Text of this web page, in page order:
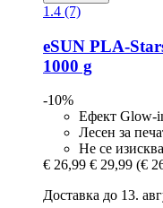
1.4 (7)
eSUN PLA-​
1000 g
-10%
Ефект Glow-
Лесен за
Не се
€ 26,99 € 29,99 (€
Доставка до 13.